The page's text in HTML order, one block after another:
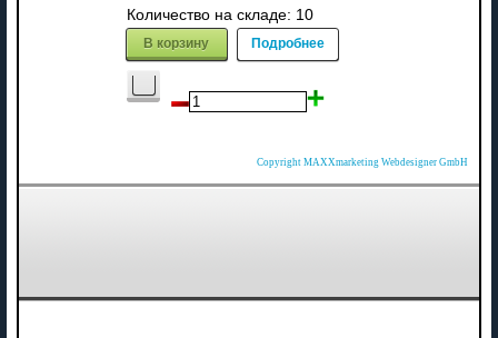
Количество на складе: 10
В корзину Подробнее
Copyright MAXXmarketing Webdesigner GmbH